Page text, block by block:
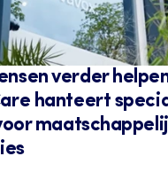
verder
hanteert